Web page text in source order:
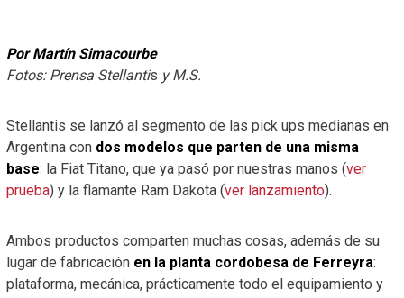
Por Martín Simacourbe
Fotos: Prensa Stellantis y M.S.
Stellantis se lanzó al segmento de las pick ups medianas en
Argentina con dos modelos que parten de una misma
base: la Fiat Titano, que ya pasó por nuestras manos (ver
prueba) y la flamante Ram Dakota (ver lanzamiento).
Ambos productos comparten muchas cosas, además de su
lugar de fabricación en la planta cordobesa de Ferreyra:
plataforma, mecánica, prácticamente todo el equipamiento y